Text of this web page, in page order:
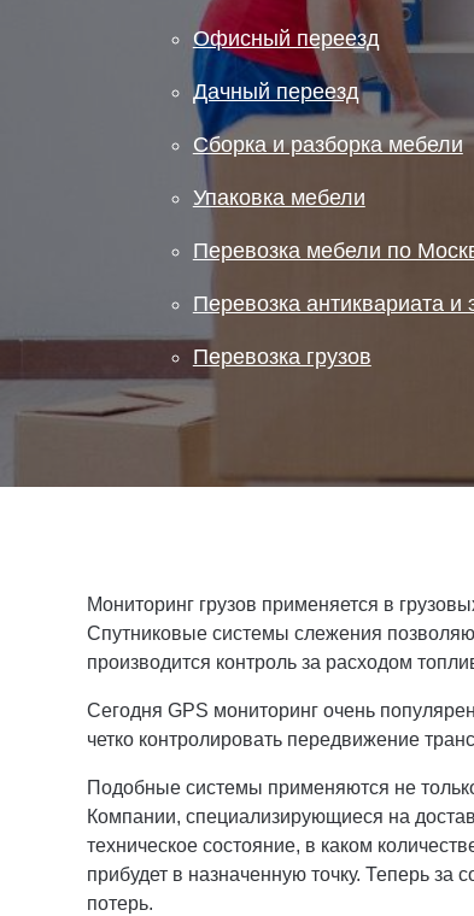
Офисный переезд
Дачный переезд
Сборка и разборка мебели
Упаковка мебели
Перевозка мебели по
Перевозка антиквариата
Перевозка грузов
Мониторинг грузов применяется в
Спутниковые системы слежения
производится контроль за расходом
Сегодня GPS мониторинг очень
четко контролировать передвижение
Подобные системы применяются не
Компании, специализирующиеся на
техническое состояние, в каком
прибудет в назначенную точку. Теперь за
потерь.